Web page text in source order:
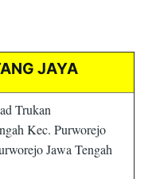
JAYA
Trukan
Kec. Purworejo
Jawa Tengah